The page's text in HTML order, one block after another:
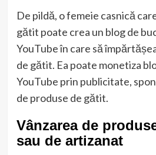
De pildă, o femeie casnică
gătit poate crea un blog de
YouTube în care să
de gătit. Ea poate monetiza
YouTube prin publicitate,
de produse de gătit.
Vânzarea de
sau de artizanat